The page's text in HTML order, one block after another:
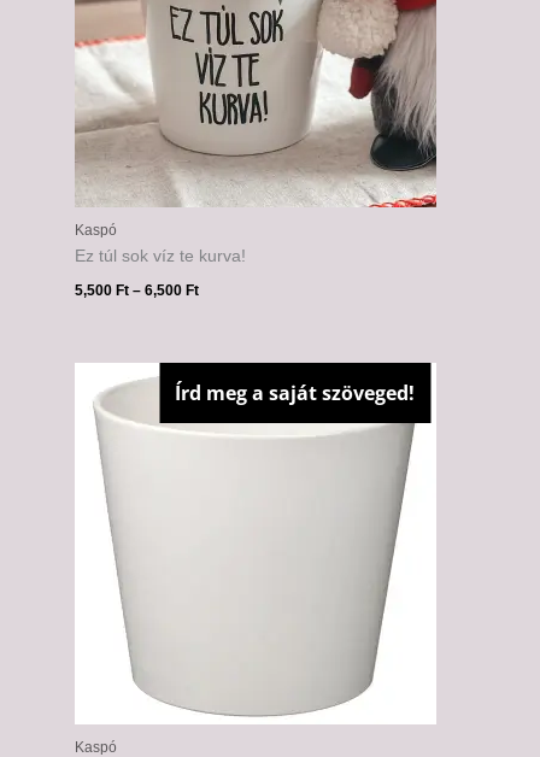
Kaspó
Ez túl sok víz te kurva!
5,500 Ft – 6,500 Ft
Írd meg a saját szöveged!
Kaspó